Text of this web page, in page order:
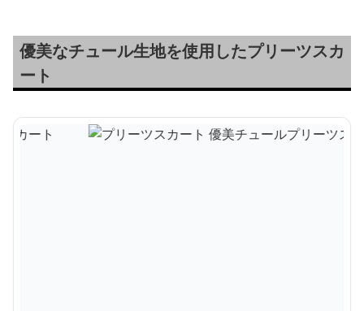
優美なチュール生地を使用したプリーツスカ
ート